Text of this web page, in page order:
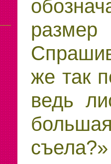
же так
ведь
съела?»